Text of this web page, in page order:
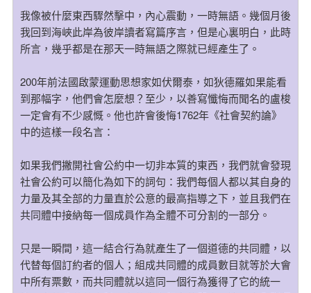
我像被什麼東西驟然擊中，內心震動，一時無語。幾個月後
我回到海峽此岸為彼岸讀者寫篇序言，但是心裏明白，此時
所言，幾乎都是在那天一時無語之際就已經產生了。
200年前法國啟蒙運動思想家如伏爾泰，如狄德羅如果能看
到那幅字，他們會怎麼想？至少，以善寫懺悔而聞名的盧梭
一定會有不少感慨。他也許會後悔1762年《社會契約論》
中的這樣一段名言：
如果我們撇開社會公約中一切非本質的東西，我們就會發現
社會公約可以簡化為如下的詞句：我們每個人都以其自身的
力量及其全部的力量直於公意的最高指導之下，並且我們在
共同體中接納每一個成員作為全體不可分割的一部分。
只是一瞬間，這一結合行為就產生了一個道德的共同體，以
代替每個訂約者的個人；組成共同體的成員數目就等於大會
中所有票數，而共同體就以這同一個行為獲得了它的統一